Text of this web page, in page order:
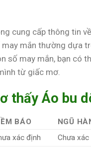
cung cấp thông tin
mắn thường dựa
số may mắn, bạn
từ giấc mơ.
thấy Áo bu
BÁO NGŨ
xác định Chưa xác